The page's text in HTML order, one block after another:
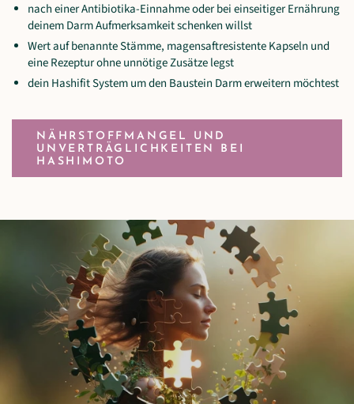
nach einer Antibiotika-Einnahme oder bei einseitiger Ernährung
deinem Darm Aufmerksamkeit schenken willst
Wert auf benannte Stämme, magensaftresistente Kapseln und
eine Rezeptur ohne unnötige Zusätze legst
dein Hashifit System um den Baustein Darm erweitern möchtest
NÄHRSTOFFMANGEL UND
UNVERTRÄGLICHKEITEN BEI
HASHIMOTO
FAQs zu Darmflora 16 Plus
Deine Fragen, ehrlich beantwortet